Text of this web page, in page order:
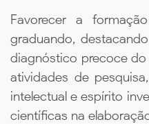
Favorecer a
graduando,
diagnóstico precoce do
atividades de
intelectual e espírito
científicas na